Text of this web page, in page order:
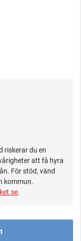
riskerar du en
att få hyra
För stöd, vänd
kommun.
.